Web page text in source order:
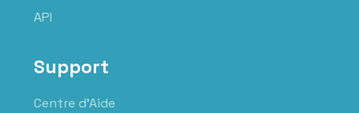
API
Support
Centre d'Aide